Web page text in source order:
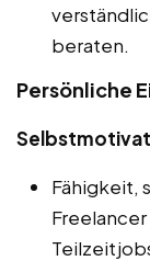
beraten.
Persönliche
Fähigkeit,